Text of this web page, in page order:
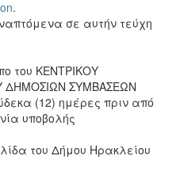
σε αυτήν τεύχη
του ΚΕΝΤΡΙΚΟΥ
ΔΗΜΟΣΙΩΝ ΣΥΜΒΑΣΕΩΝ
(12) ημέρες πριν από
υποβολής
του Δήμου Ηρακλείου